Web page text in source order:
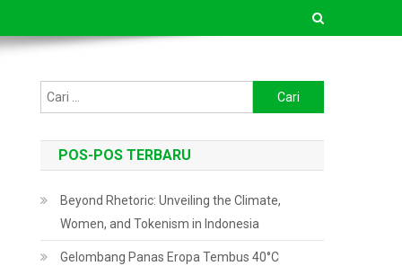
untuk:
POS-POS TERBARU
Beyond Rhetoric: Unveiling the Climate,
Women, and Tokenism in Indonesia
Gelombang Panas Eropa Tembus 40°C